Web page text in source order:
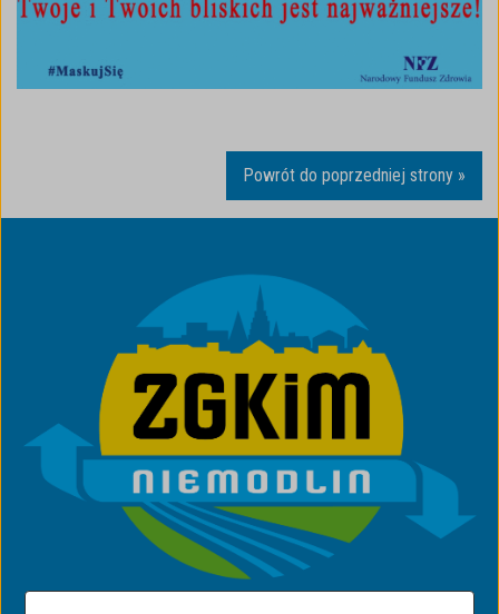
Powrót do poprzedniej strony »